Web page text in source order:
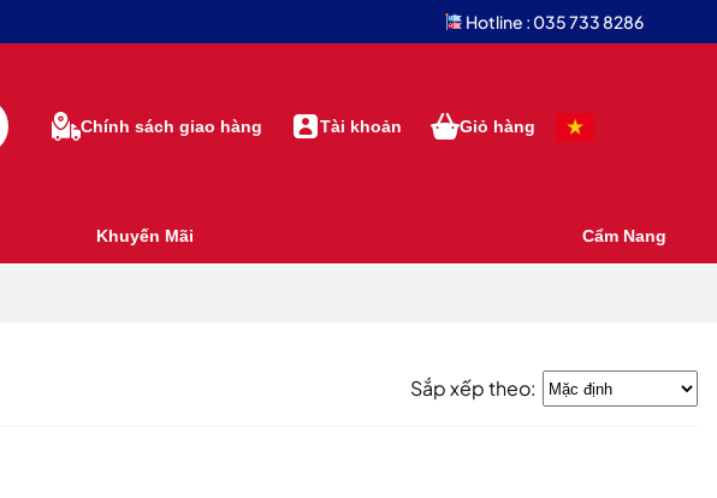
Hotline : 035 733 8286
Chính sách giao hàng Tài khoản Giỏ hàng
Khuyến Mãi Cẩm Nang
Sắp xếp theo: